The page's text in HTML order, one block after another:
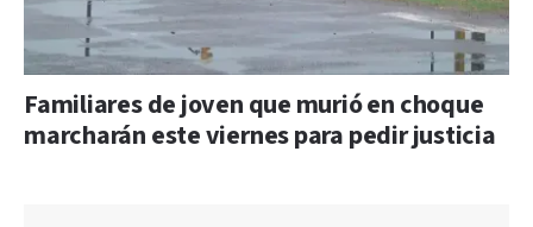
Familiares de joven que murió en choque
marcharán este viernes para pedir justicia